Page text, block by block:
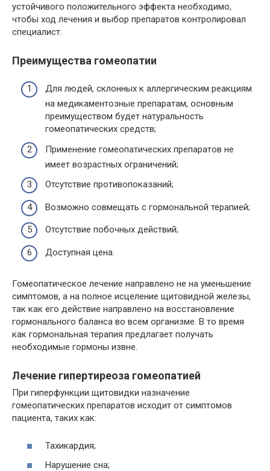
устойчивого положительного эффекта необходимо,
чтобы ход лечения и выбор препаратов контролировал
специалист.
Преимущества гомеопатии
Для людей, склонных к аллергическим реакциям
на медикаментозные препаратам, основным
преимуществом будет натуральность
гомеопатических средств;
Применение гомеопатических препаратов не
имеет возрастных ограничений;
Отсутствие противопоказаний;
Возможно совмещать с гормональной терапией;
Отсутствие побочных действий;
Доступная цена.
Гомеопатическое лечение направлено не на уменьшение
симптомов, а на полное исцеление щитовидной железы,
так как его действие направлено на восстановление
гормонального баланса во всем организме. В то время
как гормональная терапия предлагает получать
необходимые гормоны извне.
Лечение гипертиреоза гомеопатией
При гиперфункции щитовидки назначение
гомеопатических препаратов исходит от симптомов
пациента, таких как:
Тахикардия;
Нарушение сна;